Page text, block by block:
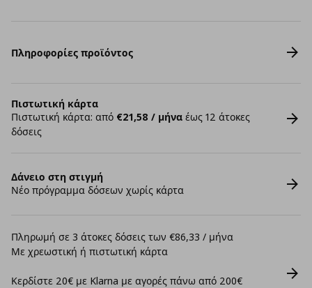
Πληροφορίες προϊόντος
Πιστωτική κάρτα
Πιστωτική κάρτα: από €21,58 / μήνα έως 12 άτοκες
δόσεις
Δάνειο στη στιγμή
Νέο πρόγραμμα δόσεων χωρίς κάρτα
Πληρωμή σε 3 άτοκες δόσεις των €86,33 / μήνα
Με χρεωστική ή πιστωτική κάρτα
Κερδίστε 20€ με Klarna με αγορές πάνω από 200€